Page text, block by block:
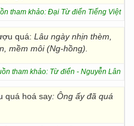
tham khảo: Đại Từ điển Tiếng Việt
quá: Lâu ngày nhịn thèm,
mềm môi (Ng-hồng).
tham khảo: Từ điển - Nguyễn Lân
quá hoá say: Ông ấy đã quá